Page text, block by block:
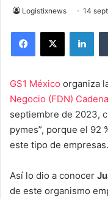
Logistixnews 14
GS1 México organiza
Negocio (FDN)
septiembre de 2023,
pymes”, porque el 92
este tipo de empresas.
Así lo dio a conocer
de este organismo